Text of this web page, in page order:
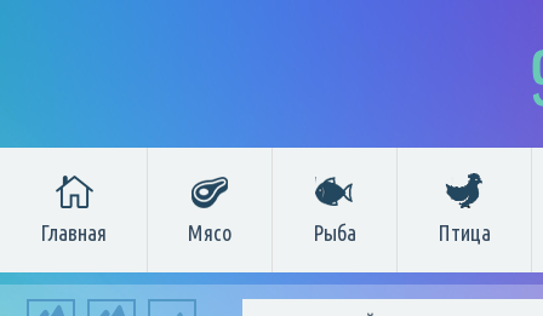
Главная Мясо Рыба Птица